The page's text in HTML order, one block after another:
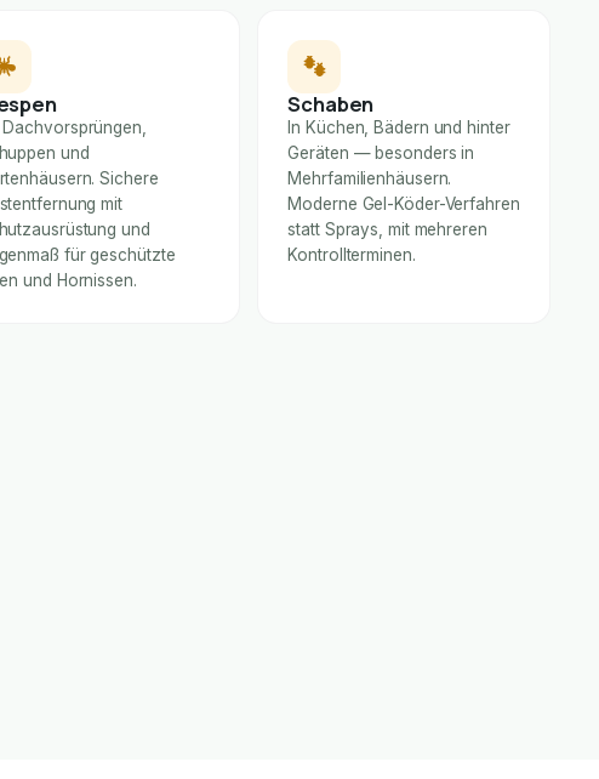
Dachvorsprüngen,
und
Sichere
mit
und
für geschützte
und Hornissen.
Schaben
In Küchen, Bädern und hinter
Geräten — besonders in
Mehrfamilienhäusern.
Moderne Gel-Köder-Verfahren
statt Sprays, mit mehreren
Kontrollterminen.